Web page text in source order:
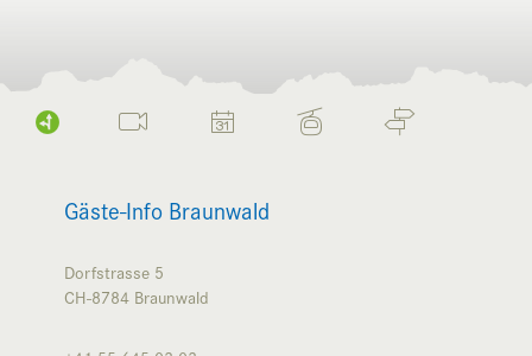
Gäste-Info Braunwald
Dorfstrasse 5
CH-8784 Braunwald